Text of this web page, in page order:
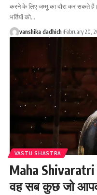
करने के लिए जम्मू का दौरा कर सकते
भर्तियों को…
vanshika dadhich February 20,
VASTU SHASTRA
Maha
वह सब कुछ जो